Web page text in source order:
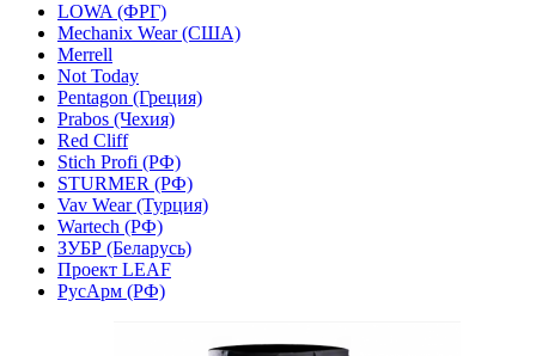
LOWA (ФРГ)
Mechanix Wear (США)
Merrell
Not Today
Pentagon (Греция)
Prabos (Чехия)
Red Cliff
Stich Profi (РФ)
STURMER (РФ)
Vav Wear (Турция)
Wartech (РФ)
ЗУБР (Беларусь)
Проект LEAF
РусАрм (РФ)